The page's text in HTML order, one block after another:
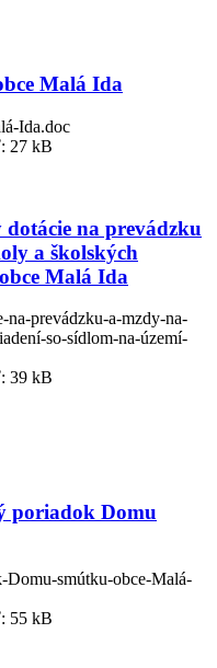
Malá Ida
Ida.doc
27 kB
na prevádzku
a školských
Malá Ida
prevádzku-a-mzdy-na-
so-sídlom-na-území-
39 kB
poriadok Domu
smútku-obce-Malá-
55 kB